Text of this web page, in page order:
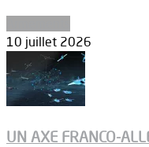
10 juillet 2026
UN AXE FRANCO-